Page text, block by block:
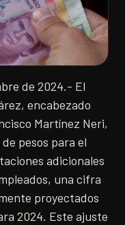
de 2024.- El
encabezado
Martínez Neri,
pesos para el
adicionales
una cifra
proyectados
2024. Este ajuste